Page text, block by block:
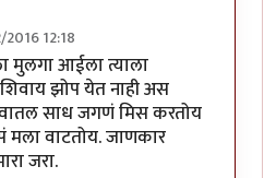
12:18
फक्त शेवटच्याby
मुलगा आईला त्याला
झोप येत नाही अस
साध जगणं मिस करतोय
वाटतोय. जाणकार
जरा.